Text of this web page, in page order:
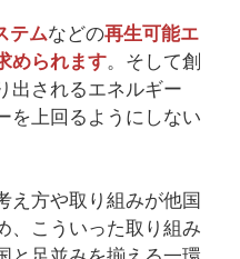
テムなどの再生可能エ
められます。そして創
出されるエネルギー
を上回るようにしない
え方や取り組みが他国
、こういった取り組み